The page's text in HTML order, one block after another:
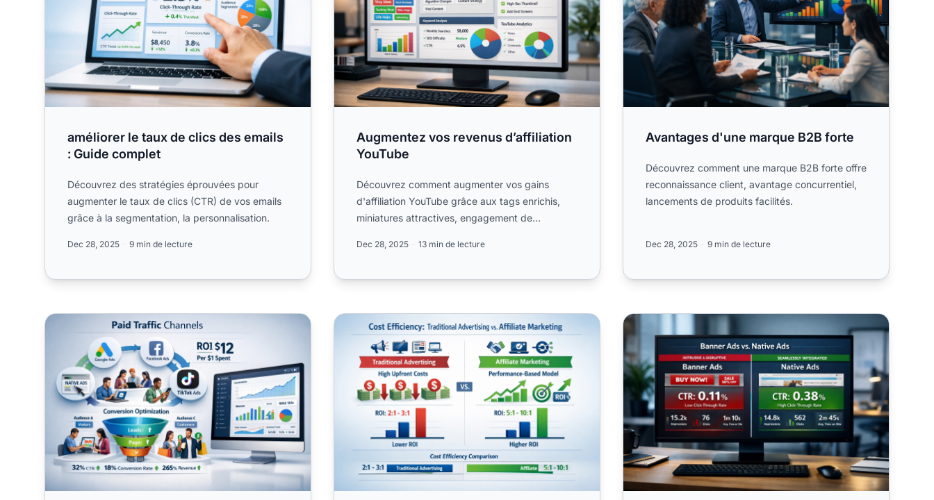
améliorer le taux de clics des emails
: Guide complet
Découvrez des stratégies éprouvées pour
augmenter le taux de clics (CTR) de vos emails
grâce à la segmentation, la personnalisation.
Dec 28, 2025 9 min de lecture
Augmentez vos revenus d’affiliation
YouTube
Découvrez comment augmenter vos gains
d'affiliation YouTube grâce aux tags enrichis,
miniatures attractives, engagement de
Dec 28, 2025 13 min de lecture
Avantages d'une marque B2B forte
Découvrez comment une marque B2B forte offre
reconnaissance client, avantage concurrentiel,
lancements de produits facilités.
Dec 28, 2025 9 min de lecture
Avantages de l’utilisation du trafic payant pour le Avantages de la création de partenariats d'affiliation Bannières vs Publicités Natives en Affiliation